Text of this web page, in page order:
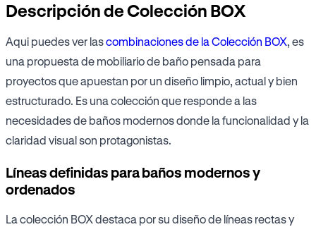
Descripción de Colección BOX
Aqui puedes ver lascombinaciones de la Colección BOX, es
una propuesta de mobiliario de baño pensada para
proyectos que apuestan por un diseño limpio, actual y bien
estructurado. Es una colección que responde a las
necesidades de baños modernos donde la funcionalidad y la
claridad visual son protagonistas.
Líneas definidas para baños modernos y
ordenados
La colección BOX destaca por su diseño de líneas rectas y